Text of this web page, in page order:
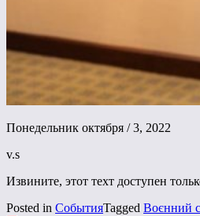
Понедельник октября / 3, 2022
v.s
Извините, этот техт доступен
Posted in СобытияTagged Воєнний